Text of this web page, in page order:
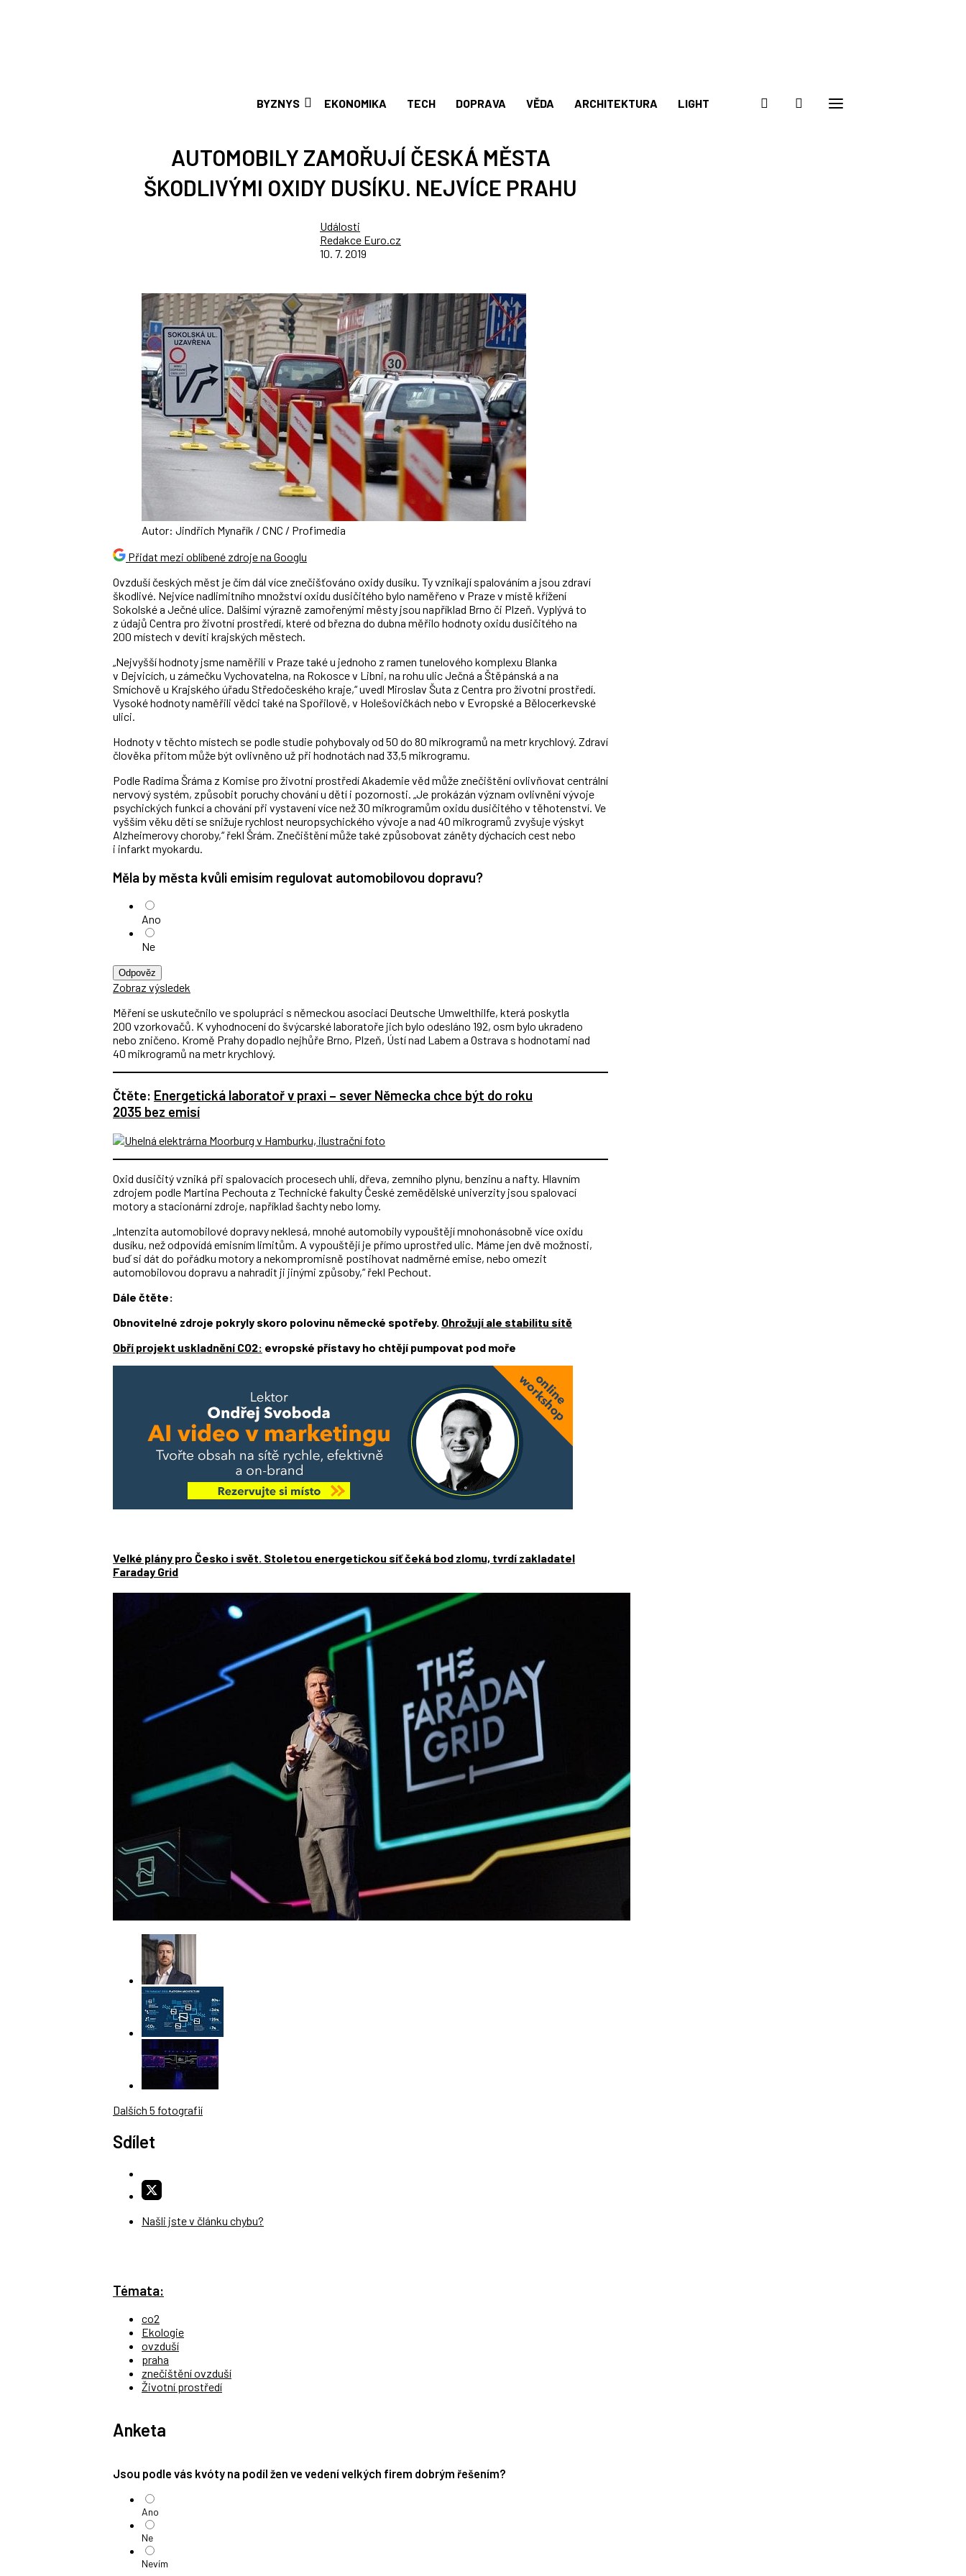
BYZNYS EKONOMIKA TECH DOPRAVA VĚDA ARCHITEKTURA LIGHT
AUTOMOBILY ZAMOŘUJÍ ČESKÁ MĚSTA
ŠKODLIVÝMI OXIDY DUSÍKU. NEJVÍCE PRAHU
Události
Redakce Euro.cz
10. 7. 2019
Autor: Jindřich Mynařík / CNC / Profimedia
Přidat mezi oblíbené zdroje na Googlu
Ovzduší českých měst je čím dál více znečišťováno oxidy dusíku. Ty vznikají spalováním a jsou zdraví
škodlivé. Nejvíce nadlimitního množství oxidu dusičitého bylo naměřeno v Praze v místě křížení
Sokolské a Ječné ulice. Dalšími výrazně zamořenými městy jsou například Brno či Plzeň. Vyplývá to
z údajů Centra pro životní prostředí, které od března do dubna měřilo hodnoty oxidu dusičitého na
200 místech v devíti krajských městech.
„Nejvyšší hodnoty jsme naměřili v Praze také u jednoho z ramen tunelového komplexu Blanka
v Dejvicích, u zámečku Vychovatelna, na Rokosce v Libni, na rohu ulic Ječná a Štěpánská a na
Smíchově u Krajského úřadu Středočeského kraje,“ uvedl Miroslav Šuta z Centra pro životní prostředí.
Vysoké hodnoty naměřili vědci také na Spořilově, v Holešovičkách nebo v Evropské a Bělocerkevské
ulici.
Hodnoty v těchto místech se podle studie pohybovaly od 50 do 80 mikrogramů na metr krychlový. Zdraví
člověka přitom může být ovlivněno už při hodnotách nad 33,5 mikrogramu.
Podle Radima Šráma z Komise pro životní prostředí Akademie věd může znečištění ovlivňovat centrální
nervový systém, způsobit poruchy chování u dětí i pozornosti. „Je prokázán význam ovlivnění vývoje
psychických funkcí a chování při vystavení více než 30 mikrogramům oxidu dusičitého v těhotenství. Ve
vyšším věku dětí se snižuje rychlost neuropsychického vývoje a nad 40 mikrogramů zvyšuje výskyt
Alzheimerovy choroby,“ řekl Šrám. Znečištění může také způsobovat záněty dýchacích cest nebo
i infarkt myokardu.
Měla by města kvůli emisím regulovat automobilovou dopravu?
Ano
Ne
Odpověz
Zobraz výsledek
Měření se uskutečnilo ve spolupráci s německou asociací Deutsche Umwelthilfe, která poskytla
200 vzorkovačů. K vyhodnocení do švýcarské laboratoře jich bylo odesláno 192, osm bylo ukradeno
nebo zničeno. Kromě Prahy dopadlo nejhůře Brno, Plzeň, Ústí nad Labem a Ostrava s hodnotami nad
40 mikrogramů na metr krychlový.
Čtěte: Energetická laboratoř v praxi – sever Německa chce být do roku
2035 bez emisí
Oxid dusičitý vzniká při spalovacích procesech uhlí, dřeva, zemního plynu, benzinu a nafty. Hlavním
zdrojem podle Martina Pechouta z Technické fakulty České zemědělské univerzity jsou spalovací
motory a stacionární zdroje, například šachty nebo lomy.
„Intenzita automobilové dopravy neklesá, mnohé automobily vypouštějí mnohonásobně více oxidu
dusíku, než odpovídá emisním limitům. A vypouštějí je přímo uprostřed ulic. Máme jen dvě možnosti,
buď si dát do pořádku motory a nekompromisně postihovat nadměrné emise, nebo omezit
automobilovou dopravu a nahradit ji jinými způsoby,“ řekl Pechout.
Dále čtěte:
Obnovitelné zdroje pokryly skoro polovinu německé spotřeby. Ohrožují ale stabilitu sítě
Obří projekt uskladnění CO2: evropské přístavy ho chtějí pumpovat pod moře
Velké plány pro Česko i svět. Stoletou energetickou síť čeká bod zlomu, tvrdí zakladatel
Faraday Grid
Dalších 5 fotografií
Sdílet
Našli jste v článku chybu?
Témata:
co2
Ekologie
ovzduší
praha
znečištění ovzduší
Životní prostředí
Anketa
Jsou podle vás kvóty na podíl žen ve vedení velkých firem dobrým řešením?
Ano
Ne
Nevím